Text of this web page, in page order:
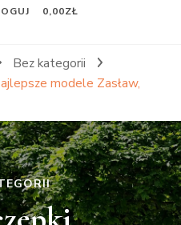
0,00ZŁ
Bez kategorii
modele Zasław,